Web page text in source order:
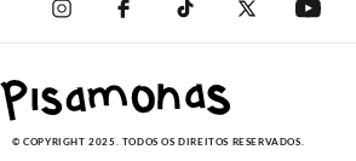
© COPYRIGHT 2025. TODOS OS DIREITOS RESERVADOS.